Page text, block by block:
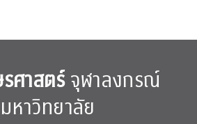
ศาสตร์จุฬาลงกรณ์
มหาวิทยาลัย